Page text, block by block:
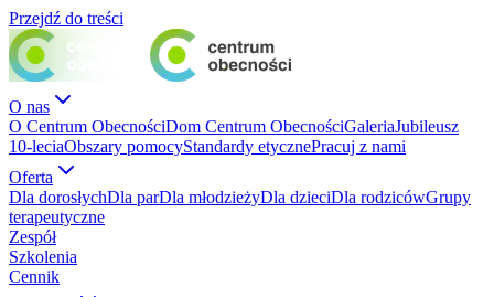
Przejdź do treści
O nas
O Centrum ObecnościDom Centrum ObecnościGaleriaJubileusz
10-leciaObszary pomocyStandardy etycznePracuj z nami
Oferta
Dla dorosłychDla parDla młodzieżyDla dzieciDla rodzicówGrupy
terapeutyczne
Zespół
Szkolenia
Cennik